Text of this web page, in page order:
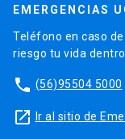
EMERGENCIAS
Teléfono en caso
riesgo tu vida
phone (56)95504 5000
launch Ir al sitio de